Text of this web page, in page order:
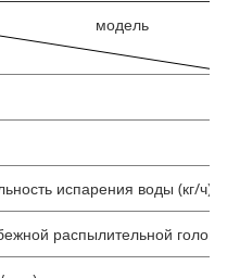
модель
испарения воды (кг/ч)
распылительной головки